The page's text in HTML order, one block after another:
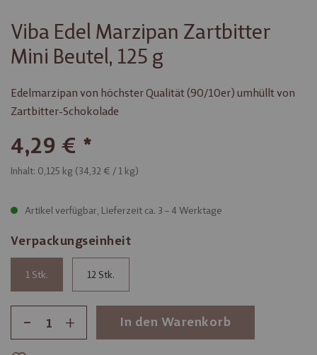
Viba Edel Marzipan Zartbitter
Mini Beutel, 125 g
4,29 €
Edelmarzipan von höchster Qualität (90/10er) umhüllt von
Zartbitter-Schokolade
Inhalt: 0,125 kg (34,32 € / 1 kg)
Artikel verfügbar, Lieferzeit ca. 3 – 4 Werktage
Verpackungseinheit
1 12
- + In den Warenkorb